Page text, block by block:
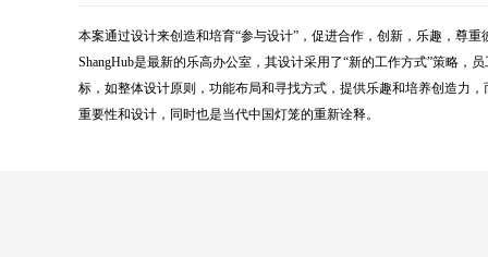
本案通过设计来创造和培育“参与设计”，促进合作，创新，乐趣，尊
ShangHub是最新的乐高办公室，其设计采用了“新的工作方式”策略
标，如整体设计原则，功能布局和寻找方式，提供乐趣和培养创造力
重要性和设计，同时也是当代中国灯笼的重新诠释。